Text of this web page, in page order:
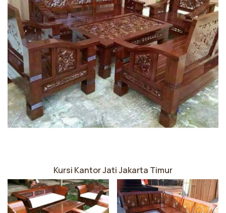
Kursi Kantor Jati Jakarta Timur